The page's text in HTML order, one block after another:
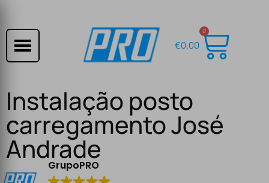
€0.00
0
Instalação posto
carregamento José
Andrade
GrupoPRO